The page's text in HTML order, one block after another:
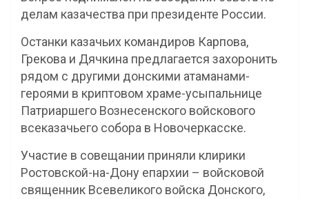
делам казачества при президенте России.
Останки казачьих командиров Карпова,
Грекова и Дячкина предлагается захоронить
рядом с другими донскими атаманами-
героями в криптовом храме-усыпальнице
Патриаршего Вознесенского войскового
всеказачьего собора в Новочеркасске.
Участие в совещании приняли клирики
Ростовской-на-Дону епархии – войсковой
священник Всевеликого войска Донского,